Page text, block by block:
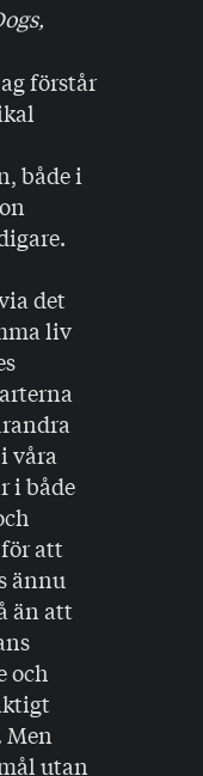
förstår
både i
det
liv
våra
i både
att
ännu
än att
och
Men
utan